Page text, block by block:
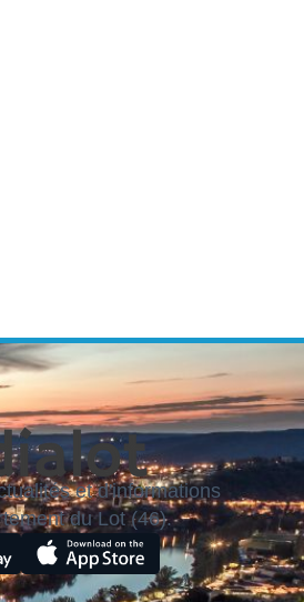
et d'informations
du Lot (46).